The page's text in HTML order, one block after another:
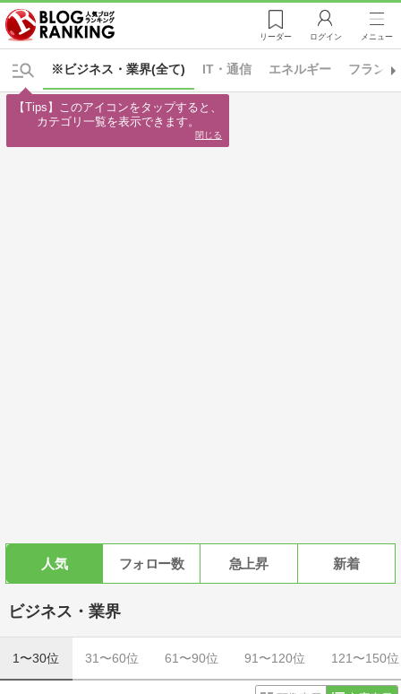
リーダー ログイン メニュー
※ビジネス・業界(全て) IT・通信 エネルギー フラン
人気 フォロー数 急上昇 新着
ビジネス・業界
1〜30位 31〜60位 61〜90位 91〜120位 121〜150位
【Tips】このアイコンをタップすると、
カテゴリ一覧を表示できます。
閉じる